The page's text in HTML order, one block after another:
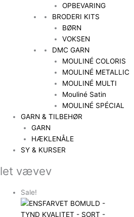
OPBEVARING
BRODERI KITS
BØRN
VOKSEN
DMC GARN
MOULINÉ COLORIS
MOULINÉ METALLIC
MOULINÉ MULTI
Mouliné Satin
MOULINÉ SPÉCIAL
GARN & TILBEHØR
GARN
HÆKLENÅLE
SY & KURSER
let vævev
Sale!